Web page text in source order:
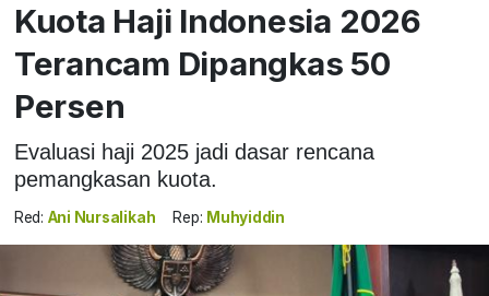
Kuota Haji Indonesia 2026
Terancam Dipangkas 50
Persen
Evaluasi haji 2025 jadi dasar rencana
pemangkasan kuota.
Red: Ani Nursalikah Rep: Muhyiddin